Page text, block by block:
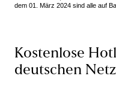
dem 01. März 2024 sind alle auf
Kostenlose
deutschen